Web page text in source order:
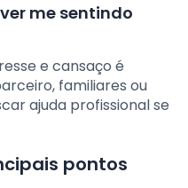
me sentindo
e cansaço é
familiares ou
ajuda profissional se
pontos